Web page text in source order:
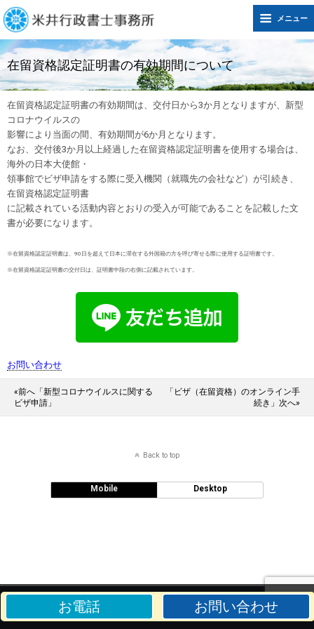
メニュー
在留資格認定証明書の有効期間について
在留資格認定証明書の有効期間は、交付日から3か月となりますが、新型
コロナウイルスの
影響により当面の間、有効期間が6か月となります。
なお、交付後3か月以上経過した在留資格認定証明書を使用する場合は、
海外の日本大使館・
領事館でビザ申請をする際に受入機関（就職先の会社など）が引続き、
在留資格認定証明書
に記載されている活動内容とおりの受入が可能であることを記載した文
書が必要になります。
※在留資格認定証明書は、90日を超えて日本に滞在する外国籍の方を呼び寄せる際に使用する証明書です。
※在留資格認定証明書の交付日は、証明書中段の右側に記載されています。
お問い合わせ
«前へ「新型コロナウイルスに関する
ビザ申請」
「ビザ（在留資格）のオンライン手
続き」次へ»
お電話 お問い合わせ
Back to top
Mobile Desktop